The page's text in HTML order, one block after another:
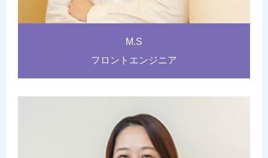
M.S
フロントエンジニア